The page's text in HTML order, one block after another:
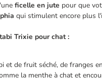
ficelle en jute pour que
qui stimulent encore plus
Trixie pour chat :
et de fruit séché, de franges
la menthe à chat et